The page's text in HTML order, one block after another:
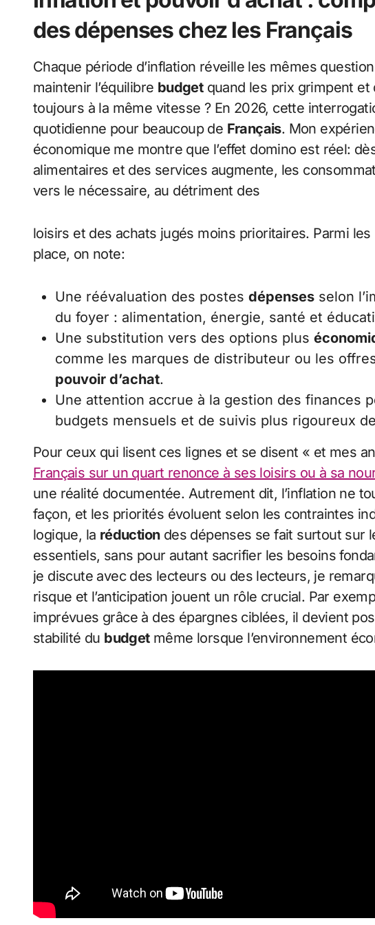
des dépenses chez les Français
Chaque période d’inflation réveille les mêmes
maintenir l’équilibre budgetquand les prix grimpent et
toujours à la même vitesse ? En 2026, cette
quotidienne pour beaucoup de Français. Mon
économique me montre que l’effet domino est réel:
alimentaires et des services augmente, les
vers le nécessaire, au détriment des
loisirs et des achats jugés moins prioritaires. Parmi
place, on note:
Une réévaluation des postes dépenses selon
du foyer : alimentation, énergie, santé et
Une substitution vers des options plus
comme les marques de distributeur ou les
pouvoir d’achat.
Une attention accrue à la gestion des finances
budgets mensuels et de suivis plus rigoureux
Pour ceux qui lisent ces lignes et se disent « et mes
Français sur un quart renonce à ses loisirs ou à sa
une réalité documentée. Autrement dit, l’inflation ne
façon, et les priorités évoluent selon les contraintes
logique, la réductiondes dépenses se fait surtout sur
essentiels, sans pour autant sacrifier les besoins
je discute avec des lecteurs ou des lecteurs, je
risque et l’anticipation jouent un rôle crucial. Par
imprévues grâce à des épargnes ciblées, il devient
stabilité du budgetmême lorsque l’environnement